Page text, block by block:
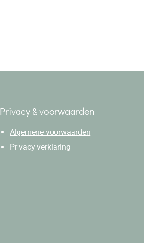
Privacy & voorwaarden
Algemene voorwaarden
Privacy verklaring